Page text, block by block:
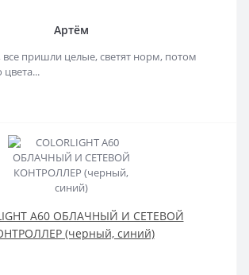
Артём
все пришли целые, светят норм, потом
A60 ОБЛАЧНЫЙ И СЕТЕВОЙ
(черный, синий)